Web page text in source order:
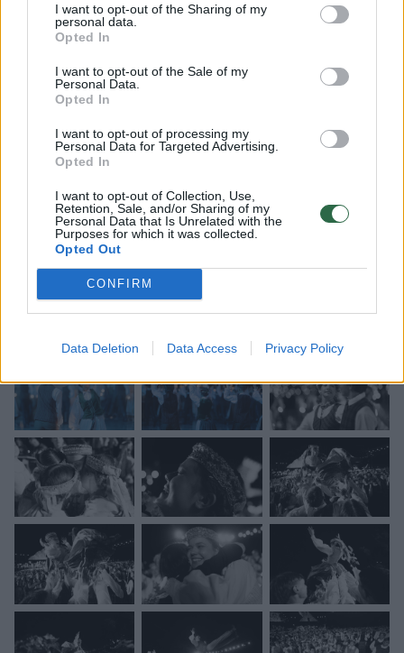
I want to opt-out of the Sharing of my
personal data.
Opted In
I want to opt-out of the Sale of my
Personal Data.
Opted In
I want to opt-out of processing my
Personal Data for Targeted Advertising.
Opted In
I want to opt-out of Collection, Use,
Retention, Sale, and/or Sharing of my
Personal Data that Is Unrelated with the
Purposes for which it was collected.
Opted Out
CONFIRM
Data Deletion Data Access Privacy Policy